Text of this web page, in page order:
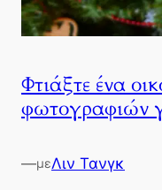
Φτιάξτε ένα
φωτογραφιών
—μεΛιν Τανγκ